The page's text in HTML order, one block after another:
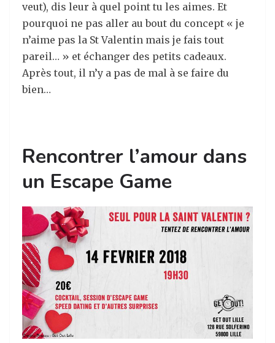
veut), dis leur à quel point tu les aimes. Et
pourquoi ne pas aller au bout du concept « je
n’aime pas la St Valentin mais je fais tout
pareil… » et échanger des petits cadeaux.
Après tout, il n’y a pas de mal à se faire du
bien…
Rencontrer l’amour dans
un Escape Game